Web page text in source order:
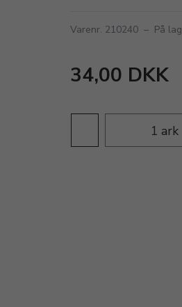
Varenr. 210240 – På
34,00 DKK
ark